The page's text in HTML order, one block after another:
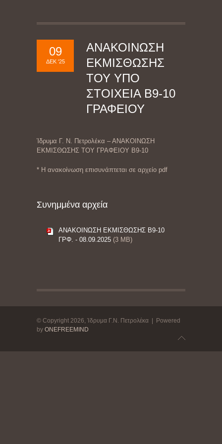
09
ΔΕΚ '25
ΑΝΑΚΟΙΝΩΣΗ
ΕΚΜΙΣΘΩΣΗΣ
ΤΟΥ ΥΠΟ
ΣΤΟΙΧΕΙΑ Β9-10
ΓΡΑΦΕΙΟΥ
Ίδρυμα Γ. Ν. Πετρολέκα – ΑΝΑΚΟΙΝΩΣΗ
ΕΚΜΙΣΘΩΣΗΣ ΤΟΥ ΓΡΑΦΕΙΟΥ Β9-10
* Η ανακοίνωση επισυνάπτεται σε αρχείο pdf
Συνημμένα αρχεία
ΑΝΑΚΟΙΝΩΣΗ ΕΚΜΙΣΘΩΣΗΣ Β9-10
ΓΡΦ. - 08.09.2025 (3 MB)
© Copyright 2026, Ίδρυμα Γ.Ν. Πετρολέκα | Powered
by ONEFREEMIND